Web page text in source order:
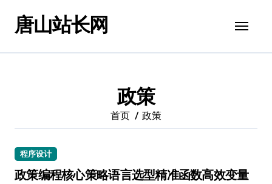
唐山站长网
政策
首页 政策
程序设计
政策编程核心策略语言选型精准函数高效变量